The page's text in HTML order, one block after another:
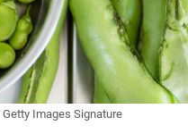
Images Signature